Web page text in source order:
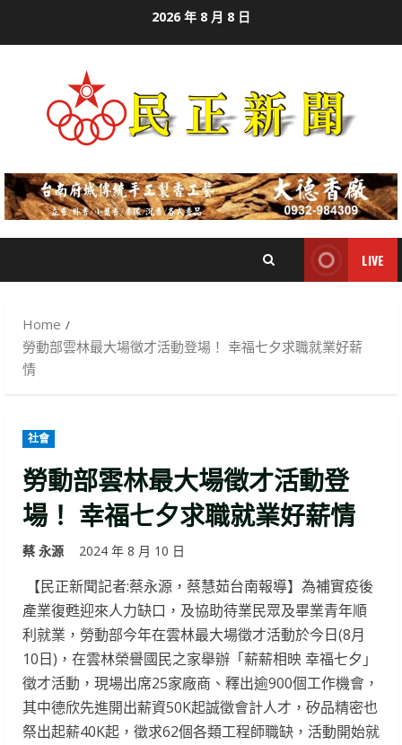
2026 年 8 月 8 日
LIVE
Home
勞動部雲林最大場徵才活動登場！ 幸福七夕求職就業好薪
情
社會
勞動部雲林最大場徵才活動登
場！ 幸福七夕求職就業好薪情
蔡 永源 2024 年 8 月 10 日
【民正新聞記者:蔡永源，蔡慧茹台南報導】為補實疫後
產業復甦迎來人力缺口，及協助待業民眾及畢業青年順
利就業，勞動部今年在雲林最大場徵才活動於今日(8月
10日)，在雲林榮譽國民之家舉辦「薪薪相映 幸福七夕」
徵才活動，現場出席25家廠商、釋出逾900個工作機會，
其中德欣先進開出薪資50K起誠徵會計人才，矽品精密也
祭出起薪40K起，徵求62個各類工程師職缺，活動開始就